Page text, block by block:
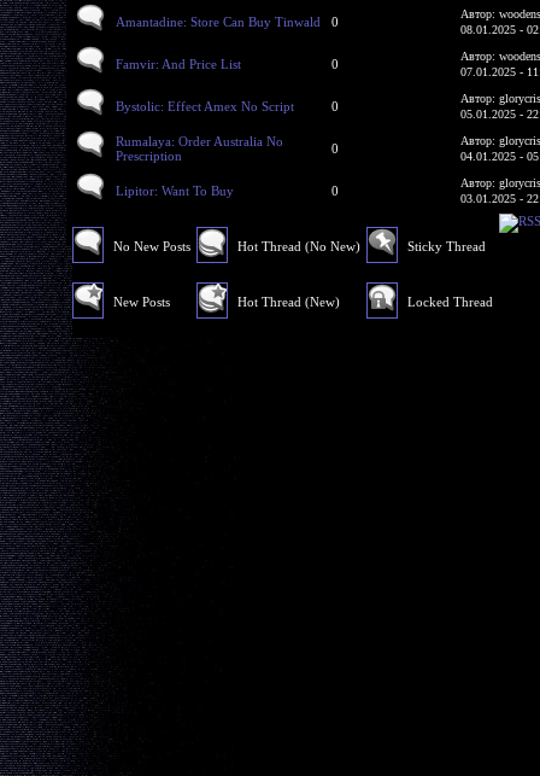
Amantadine: Store Can Buy Tinwald 0
Автор:
08.01.2025 -
Famvir: And Price List 0
Автор:
07.01.2025 -
Bystolic: Effect Amex No Script 0
Автор:
05.01.2025 -
Rumalaya: Order Australia No
Prescription
0
Автор:
04.01.2025 -
Lipitor: Want To Buy 0
Автор:
03.01.2025 -
No New Posts
New Posts
Hot Thread (No New)
Hot Thread (New)
Sticky Thread
Locked Thread